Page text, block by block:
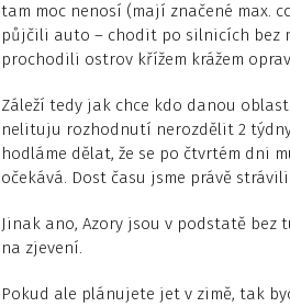
tam moc nenosí (mají značené max.
půjčili auto – chodit po silnicích bez
prochodili ostrov křížem krážem
Záleží tedy jak chce kdo danou
nelituju rozhodnutí nerozdělit 2
hodláme dělat, že se po čtvrtém dni
očekává. Dost času jsme právě
Jinak ano, Azory jsou v podstatě
na zjevení.
Pokud ale plánujete jet v zimě, tak